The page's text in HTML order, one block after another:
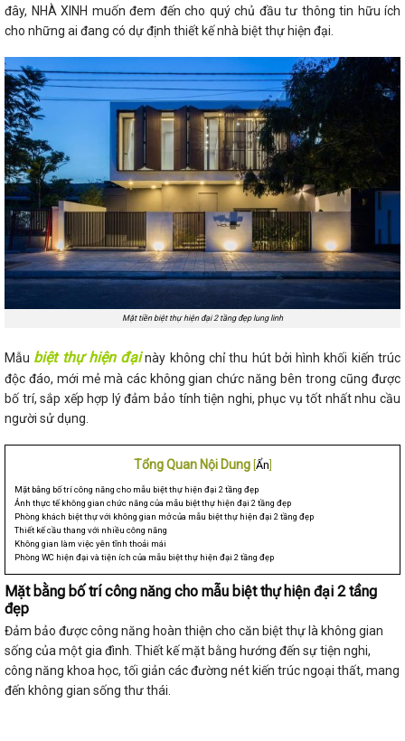
đây, NHÀ XINH muốn đem đến cho quý chủ đầu tư thông tin hữu ích
cho những ai đang có dự định thiết kế nhà biệt thự hiện đại.
Mặt tiền biệt thự hiện đại 2 tầng đẹp lung linh
Mẫu biệt thự hiện đạinày không chỉ thu hút bởi hình khối kiến trúc
độc đáo, mới mẻ mà các không gian chức năng bên trong cũng được
bố trí, sắp xếp hợp lý đảm bảo tính tiện nghi, phục vụ tốt nhất nhu cầu
người sử dụng.
Tổng Quan Nội Dung Ẩn
Mặt bằng bố trí công năng cho mẫu biệt thự hiện đại 2 tầng đẹp
Ảnh thực tế không gian chức năng của mẫu biệt thự hiện đại 2 tầng đẹp
Phòng khách biệt thự với không gian mở của mẫu biệt thự hiện đại 2 tầng đẹp
Thiết kế cầu thang với nhiều công năng
Không gian làm việc yên tĩnh thoải mái
Phòng WC hiện đại và tiện ích của mẫu biệt thự hiện đại 2 tầng đẹp
Mặt bằng bố trí công năng cho mẫu biệt thự hiện đại 2 tầng
đẹp
Đảm bảo được công năng hoàn thiện cho căn biệt thự là không gian
sống của một gia đình. Thiết kế mặt bằng hướng đến sự tiện nghi,
công năng khoa học, tối giản các đường nét kiến trúc ngoại thất, mang
đến không gian sống thư thái.